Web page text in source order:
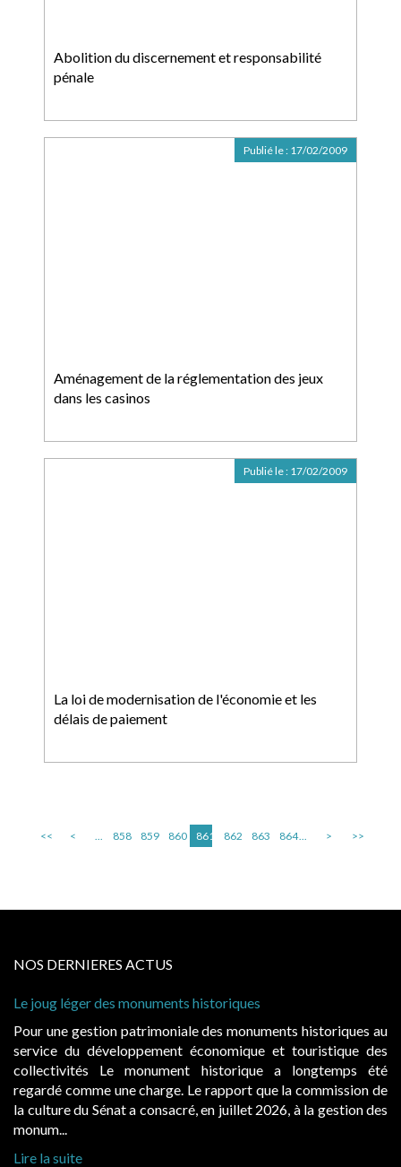
Abolition du discernement et responsabilité
pénale
Aménagement de la réglementation des jeux
dans les casinos
Publié le : 17/02/2009
La loi de modernisation de l'économie et les
délais de paiement
Publié le : 17/02/2009
<< < ... 858 859 860 861 862 863 864... > >>
NOS DERNIERES ACTUS
Le joug léger des monuments historiques
Pour une gestion patrimoniale des monuments historiques au
service du développement économique et touristique des
collectivités Le monument historique a longtemps été
regardé comme une charge. Le rapport que la commission de
la culture du Sénat a consacré, en juillet 2026, à la gestion des
monum...
Lire la suite